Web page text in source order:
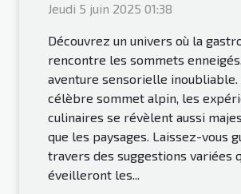
Jeudi 5 juin 2025 01:38
Découvrez un univers où la
rencontre les sommets
aventure sensorielle inoubliable.
célèbre sommet alpin, les
culinaires se révèlent aussi
que les paysages. Laissez-vous
travers des suggestions variées
éveilleront les...